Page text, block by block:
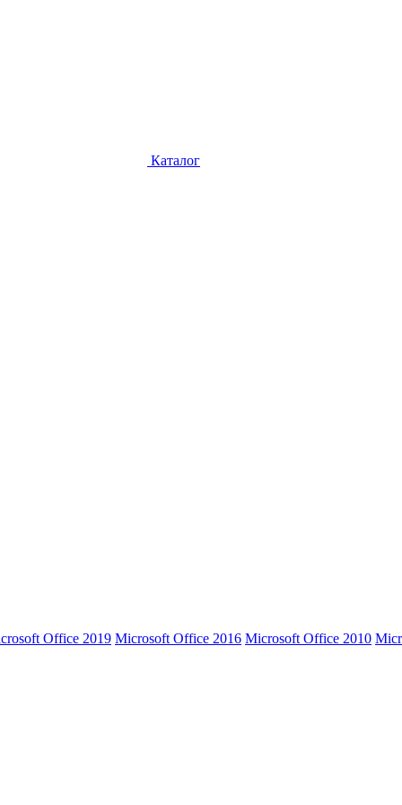
Каталог
Office 2019 Microsoft Office 2016 Microsoft Office 2010